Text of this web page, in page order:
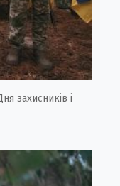
захисників і